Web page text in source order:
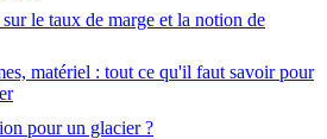
le taux de marge et la notion de
matériel : tout ce qu'il faut savoir pour
pour un glacier ?